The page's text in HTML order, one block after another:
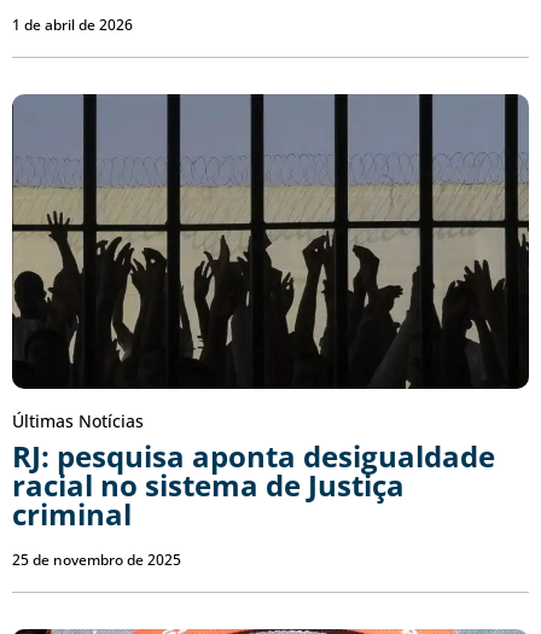
1 de abril de 2026
Últimas Notícias
RJ: pesquisa aponta desigualdade
racial no sistema de Justiça
criminal
25 de novembro de 2025